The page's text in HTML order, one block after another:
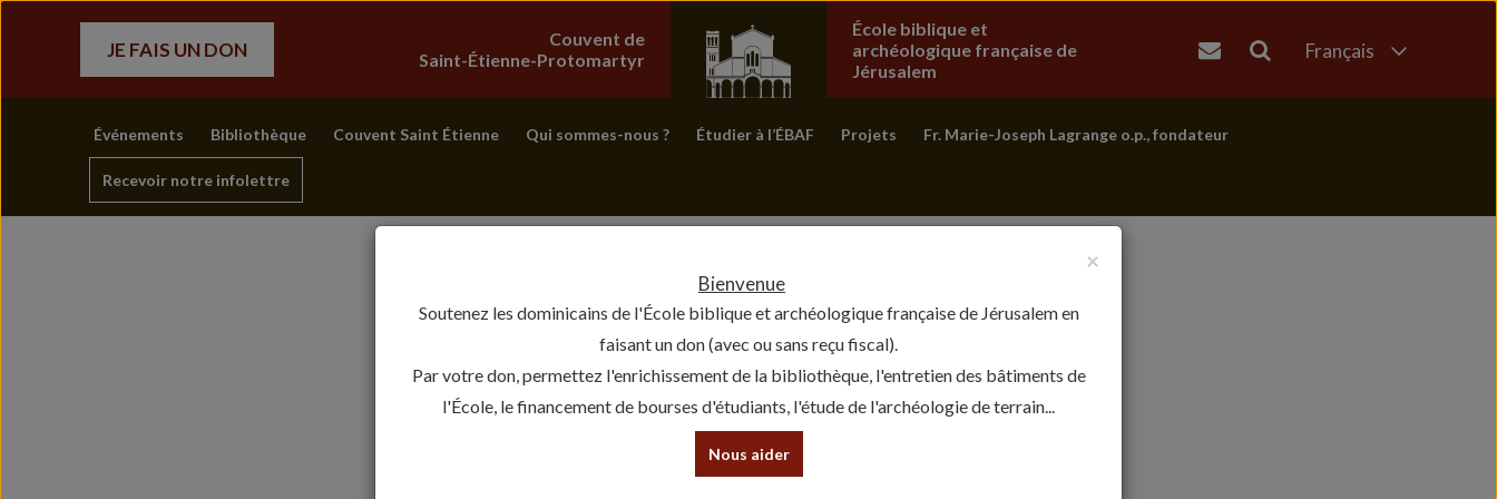
JE FAIS UN DON
Couvent de
Saint-Étienne-Protomartyr
École biblique et
archéologique française de
Jérusalem
Français
Événements Bibliothèque Couvent Saint Étienne Qui sommes-nous ? Étudier à l’ÉBAF Projets Fr. Marie-Joseph Lagrange o.p., fondateur
Recevoir notre infolettre
×
Bienvenue
Soutenez les dominicains de l'École biblique et archéologique française de Jérusalem en
faisant un don (avec ou sans reçu fiscal).
Par votre don, permettez l'enrichissement de la bibliothèque, l'entretien des bâtiments de
l'École, le financement de bourses d'étudiants, l'étude de l'archéologie de terrain...
Nous aider